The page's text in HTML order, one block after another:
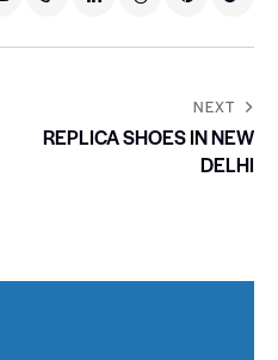
NEXT
REPLICA SHOES IN NEW
DELHI